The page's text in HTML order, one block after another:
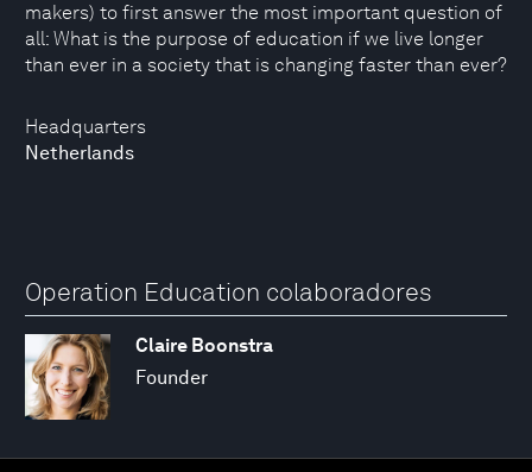
Headquarters
Netherlands
makers) to first answer the most important question of
all: What is the purpose of education if we live longer
than ever in a society that is changing faster than ever?
Operation Education colaboradores
Claire Boonstra
Founder